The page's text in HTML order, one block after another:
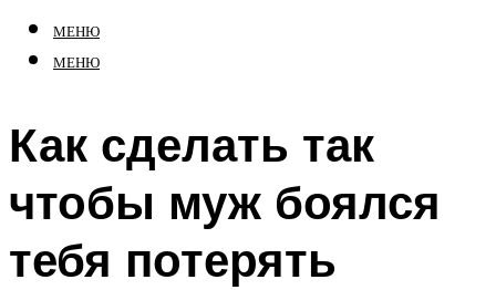
МЕНЮ
МЕНЮ
Как сделать так
чтобы муж боялся
тебя потерять